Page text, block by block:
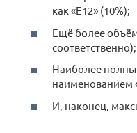
как «Е12» (10%);
Ещё более
соответственно);
Наиболее
наименованием
И, наконец,